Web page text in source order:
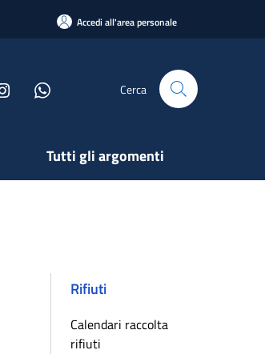
Accedi all'area personale
Cerca
Tutti gli argomenti
Rifiuti
Calendari raccolta
rifiuti